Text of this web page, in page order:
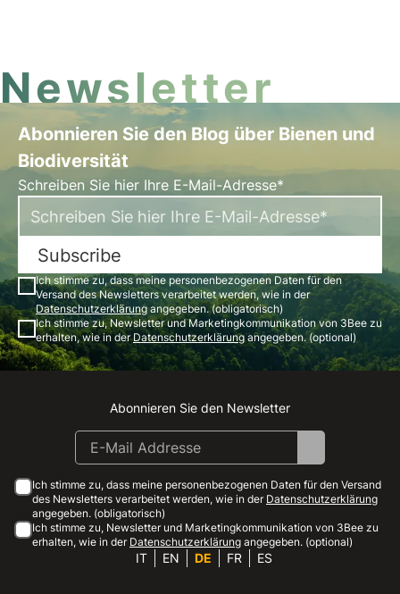
Newsletter
Abonnieren Sie den Blog über Bienen und
Biodiversität
Schreiben Sie hier Ihre E-Mail-Adresse*
Subscribe
Ich stimme zu, dass meine personenbezogenen Daten für den
Versand des Newsletters verarbeitet werden, wie in der
Datenschutzerklärungangegeben. (obligatorisch)
Ich stimme zu, Newsletter und Marketingkommunikation von 3Bee zu
erhalten, wie in derDatenschutzerklärungangegeben. (optional)
Instagram
Facebook
Linkedin
Youtube
Abonnieren Sie den Newsletter
Ich stimme zu, dass meine personenbezogenen Daten für den Versand
des Newsletters verarbeitet werden, wie in der Datenschutzerklärung
angegeben. (obligatorisch)
Ich stimme zu, Newsletter und Marketingkommunikation von 3Bee zu
erhalten, wie in der Datenschutzerklärung angegeben. (optional)
IT EN DE FR ES